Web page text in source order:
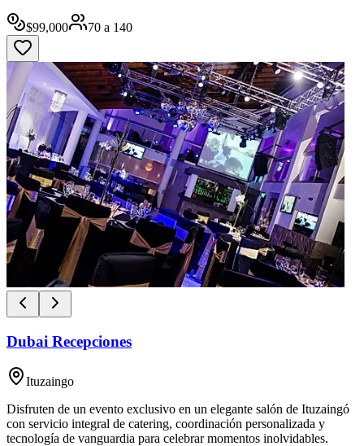
$99,000 70 a 140
Dubai Recepciones
Ituzaingo
Disfruten de un evento exclusivo en un elegante salón de Ituzaingó
con servicio integral de catering, coordinación personalizada y
tecnología de vanguardia para celebrar momentos inolvidables.